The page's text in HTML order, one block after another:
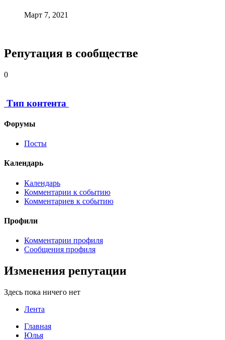
Март 7, 2021
Репутация в сообществе
0
Тип контента
Форумы
Посты
Календарь
Календарь
Комментарии к событию
Комментариев к событию
Профили
Комментарии профиля
Сообщения профиля
Изменения репутации
Здесь пока ничего нет
Лента
Главная
Юлья